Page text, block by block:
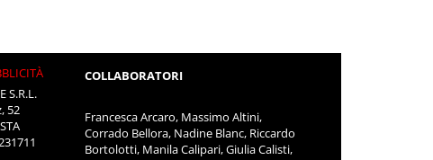
S.R.L.
52
COLLABORATORI
Francesca Arcaro, Massimo Altini,
Corrado Bellora, Nadine Blanc, Riccardo
Bortolotti, Manila Calipari, Giulia Calisti,